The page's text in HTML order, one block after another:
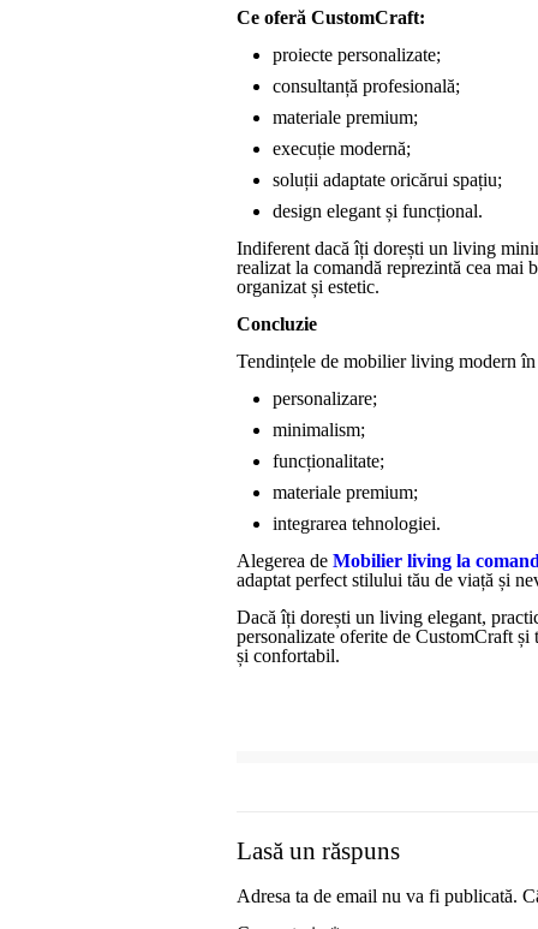
Ce oferă CustomCraft:
proiecte personalizate;
consultanță profesională;
materiale premium;
execuție modernă;
soluții adaptate oricărui spațiu;
design elegant și funcțional.
Indiferent dacă îți dorești un living
realizat la comandă reprezintă cea mai
organizat și estetic.
Concluzie
Tendințele de mobilier living modern
personalizare;
minimalism;
funcționalitate;
materiale premium;
integrarea tehnologiei.
Alegerea de Mobilier living la
adaptat perfect stilului tău de viață și
Dacă îți dorești un living elegant,
personalizate oferite de CustomCraft
și confortabil.
Lasă un răspuns
Adresa ta de email nu va fi publicată.